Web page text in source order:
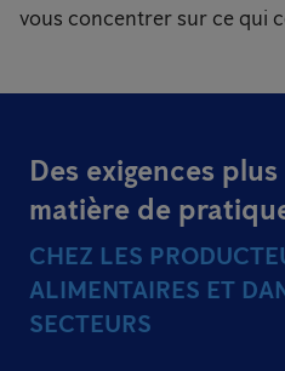
vous concentrer sur ce qui
Des exigences
matière de
CHEZ LES
ALIMENTAIRES ET
SECTEURS